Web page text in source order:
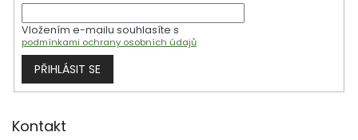
k
y
v
i
Vložením e-mailu souhlasíte s
podmínkami ochrany osobních údajů
PŘIHLÁSIT SE
Kontakt